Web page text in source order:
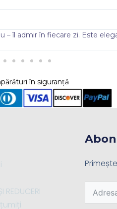
modern și atrage
Am oferit
în siguranță
REDUCERI